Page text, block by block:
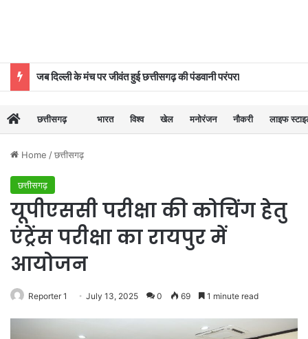
जब दिल्ली के मंच पर जीवंत हुई छत्तीसगढ़ की पंडवानी परंपरा
छत्तीसगढ़ भारत विश्व खेल मनोरंजन नौकरी लाइफ
Home /छत्तीसगढ़
छत्तीसगढ़
यूपीएससी परीक्षा की कोचिंग हेतु
एंट्रेंस परीक्षा का रायपुर में
आयोजन
Reporter 1 July 13, 2025 0 69 1 minute read